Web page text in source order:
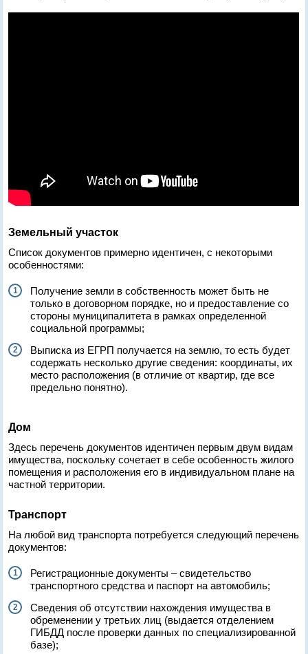
Земельный участок
Список документов примерно идентичен, с некоторыми
особенностями:
Получение земли в собственность может быть не
только в договорном порядке, но и предоставление со
стороны муниципалитета в рамках определенной
социальной программы;
Выписка из ЕГРП получается на землю, то есть будет
содержать несколько другие сведения: координаты, их
место расположения (в отличие от квартир, где все
предельно понятно).
Дом
Здесь перечень документов идентичен первым двум видам
имущества, поскольку сочетает в себе особенность жилого
помещения и расположения его в индивидуальном плане на
частной территории.
Транспорт
На любой вид транспорта потребуется следующий перечень
документов:
Регистрационные документы – свидетельство
транспортного средства и паспорт на автомобиль;
Сведения об отсутствии нахождения имущества в
обременении у третьих лиц (выдается отделением
ГИБДД после проверки данных по специализированной
базе);